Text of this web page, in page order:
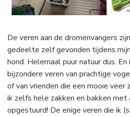
De veren aan de dromenvangers
gedeelte zelf gevonden tijdens
hond. Helemaal puur natuur dus.
bijzondere veren van prachtige
of van vrienden die een mooie veer
ik zelfs hele zakken en bakken
opgestuurd! De enige veren die ik